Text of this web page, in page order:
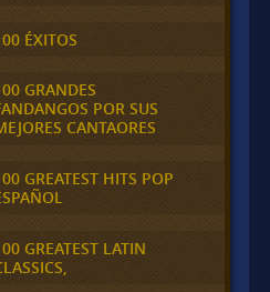
ÉXITOS
GRANDES
POR SUS
CANTAORES
GREATEST HITS POP
GREATEST LATIN